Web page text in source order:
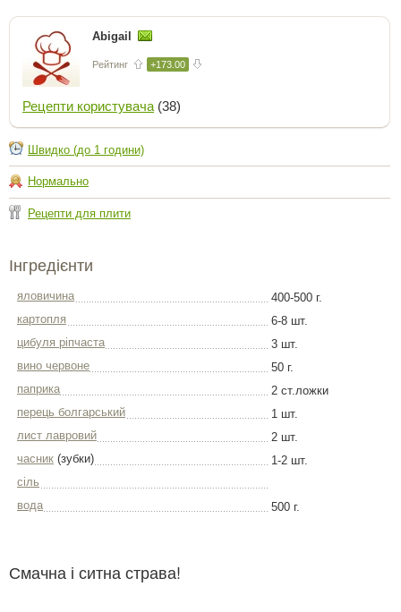
Abigail
Рейтинг +173.00
Рецепти користувача (38)
Швидко (до 1 години)
Нормально
Рецепти для плити
Інгредієнти
яловичина
400-500 г.
картопля
6-8 шт.
цибуля ріпчаста
3 шт.
вино червоне
50 г.
паприка
2 ст.ложки
перець болгарський
1 шт.
лист лавровий
2 шт.
часник (зубки)
1-2 шт.
сіль
вода
500 г.
Смачна і ситна страва!